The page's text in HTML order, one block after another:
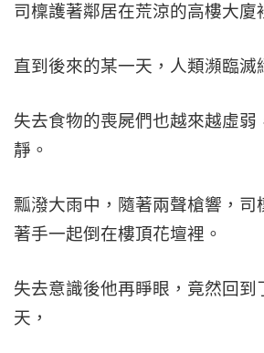
司檁護著鄰居在荒涼的高樓大廈
直到後來的某一天，人類瀕臨滅
失去食物的喪屍們也越來越虛弱
靜。
瓢潑大雨中，隨著兩聲槍響，司
著手一起倒在樓頂花壇裡。
失去意識後他再睜眼，竟然回到
天，